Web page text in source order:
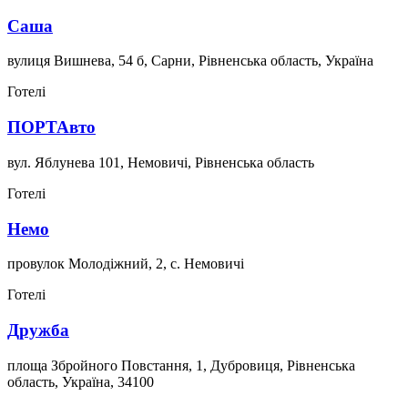
Саша
вулиця Вишнева, 54 б, Сарни, Рівненська область, Україна
Готелі
ПОРТАвто
вул. Яблунева 101, Немовичі, Рівненська область
Готелі
Немо
провулок Молодіжний, 2, с. Немовичі
Готелі
Дружба
площа Збройного Повстання, 1, Дубровиця, Рівненська
область, Україна, 34100